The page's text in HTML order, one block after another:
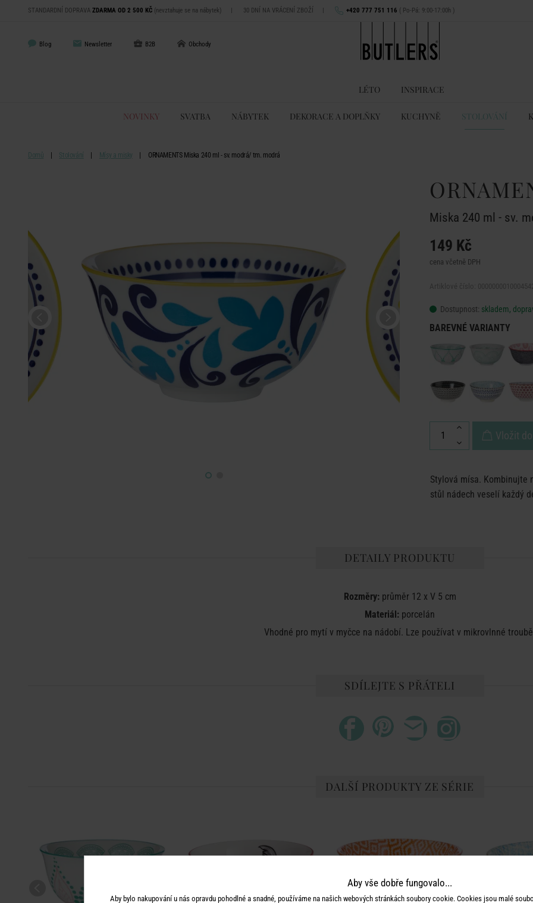
STANDARDNÍ DOPRAVA ZDARMA OD 2 500 KČ (nevztahuje se na nábytek) | 30 DNÍ NA VRÁCENÍ ZBOŽÍ | +420 777 751 116 ( Po-Pá: 9:00-17:00h )
Blog Newsletter B2B Obchody
LÉTO INSPIRACE
NOVINKY SVATBA NÁBYTEK DEKORACE A DOPLŇKY KUCHYNĚ STOLOVÁNÍ
Domů Stolování Mísy a misky ORNAMENTS Miska 240 ml - sv. modrá/ tm. modrá
Miska 240 ml - sv.
149 Kč
cena včetně DPH
Dostupnost: skladem,
BAREVNÉ VARIANTY
Vložit
Stylová mísa. Kombinujte
stůl nádech veselí každý
DETAILY PRODUKTU
Rozměry:průměr 12 x V 5 cm
Materiál: porcelán
Vhodné pro mytí v myčce na nádobí. Lze používat v mikrovlnné
SDÍLEJTE S PŘÁTELI
DALŠÍ PRODUKTY ZE SÉRIE
Aby vše dobře fungovalo...
Aby bylo nakupování u nás opravdu pohodlné a snadné, používáme na našich webových stránkách soubory cookie. Cookies jsou malé